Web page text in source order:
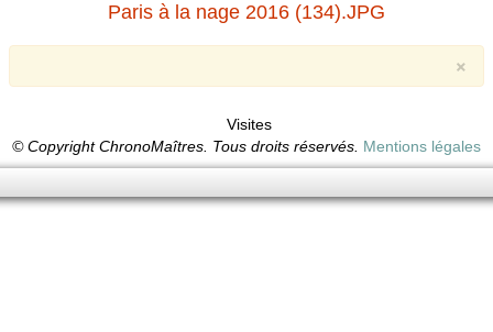
Paris à la nage 2016 (134).JPG
×
Visites
© Copyright ChronoMaîtres. Tous droits réservés. Mentions légales